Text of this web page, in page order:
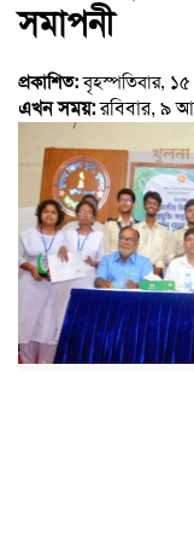
সমাপনী
প্রকাশিত:বৃহস্পতিবার,
এখন সময়:রবিবার, ৯